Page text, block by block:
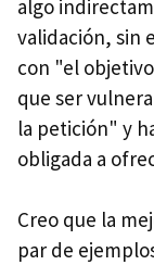
algo
validación, sin
con "el
que ser
la petición" y
obligada a
Creo que la
par de